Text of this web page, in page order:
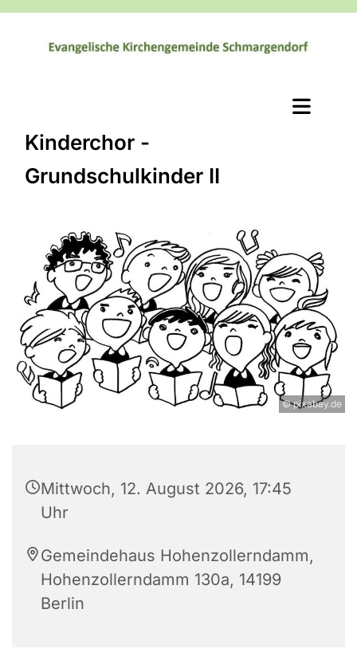
Kinderchor -
Grundschulkinder II
© pixabay.de
Mittwoch, 12. August 2026, 17:45
Uhr
Gemeindehaus Hohenzollerndamm,
Hohenzollerndamm 130a, 14199
Berlin